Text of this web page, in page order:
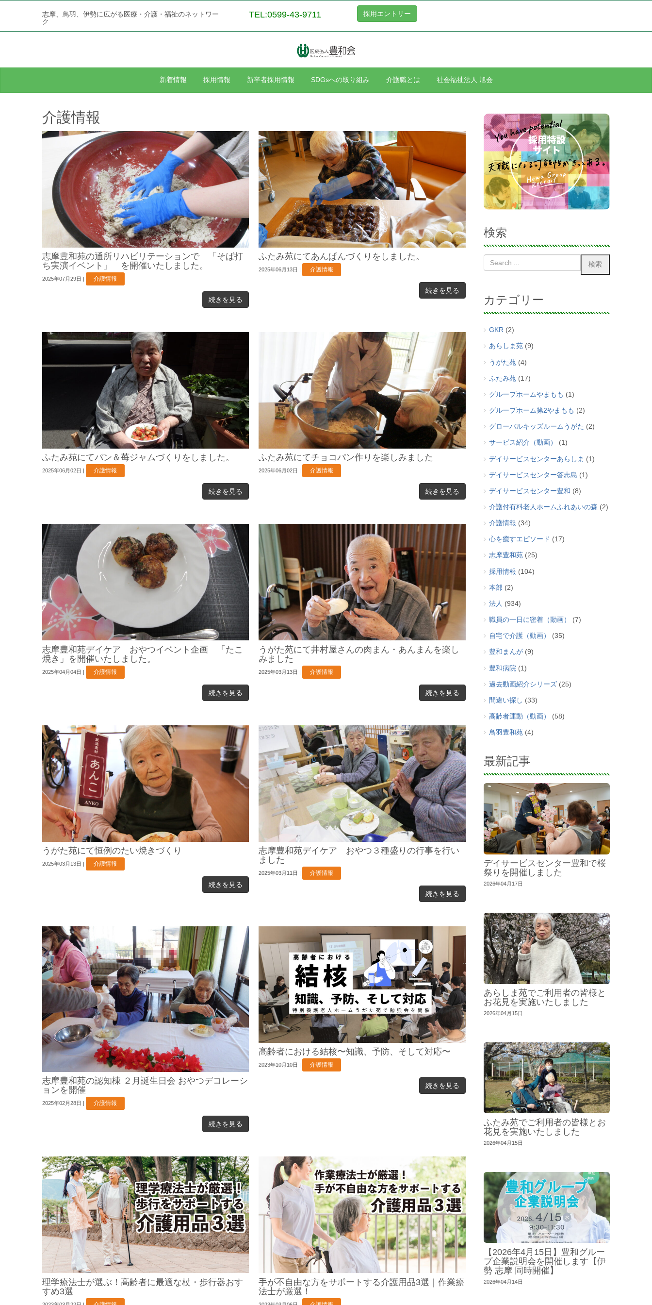
志摩、鳥羽、伊勢に広がる医療・介護・福祉のネットワー
ク
TEL:0599-43-9711 採用エントリー
新着情報 採用情報 新卒者採用情報 SDGsへの取り組み 介護職とは 社会福祉法人 旭会
介護情報
志摩豊和苑の通所リハビリテーションで 「そば打
ち実演イベント」 を開催いたしました。
2025年07月29日 | 介護情報
続きを見る
ふたみ苑にてあんぱんづくりをしました。
2025年06月13日 | 介護情報
続きを見る
ふたみ苑にてパン＆苺ジャムづくりをしました。
2025年06月02日 介護情報
続きを見る
ふたみ苑にてチョコパン作りを楽しみました
2025年06月02日 介護情報
続きを見る
志摩豊和苑デイケア おやつイベント企画 「たこ
焼き」を開催いたしました。
2025年04月04日 | 介護情報
続きを見る
うがた苑にて井村屋さんの肉まん・あんまんを楽し
みました
2025年03月13日 | 介護情報
続きを見る
うがた苑にて恒例のたい焼きづくり
2025年03月13日 | 介護情報
続きを見る
志摩豊和苑デイケア おやつ３種盛りの行事を行い
ました
2025年03月11日 | 介護情報
続きを見る
志摩豊和苑の認知棟 ２月誕生日会 おやつデコレーシ
ョンを開催
2025年02月28日 介護情報
続きを見る
高齢者における結核〜知識、予防、そして対応〜
2023年10月10日 介護情報
続きを見る
理学療法士が選ぶ！高齢者に最適な杖・歩行器おす
すめ3選
手が不自由な方をサポートする介護用品3選｜作業療
法士が厳選！
検索
カテゴリー
GKR(2)
あらしま苑(9)
うがた苑(4)
ふたみ苑(17)
グループホームやまもも (1)
グループホーム第2やまもも (2)
グローバルキッズルームうがた (2)
サービス紹介（動画） (1)
デイサービスセンターあらしま (1)
デイサービスセンター答志島 (1)
デイサービスセンター豊和 (8)
介護付有料老人ホームふれあいの森 (2)
介護情報 (34)
心を癒すエピソード (17)
志摩豊和苑(25)
採用情報 (104)
本部 (2)
法人 (934)
職員の一日に密着（動画） (7)
自宅で介護（動画） (35)
豊和まんが(9)
豊和病院 (1)
過去動画紹介シリーズ(25)
間違い探し (33)
高齢者運動（動画） (58)
鳥羽豊和苑(4)
最新記事
デイサービスセンター豊和で桜
祭りを開催しました
2026年04月17日
あらしま苑でご利用者の皆様と
お花見を実施いたしました
2026年04月15日
ふたみ苑でご利用者の皆様とお
花見を実施いたしました
2026年04月15日
【2026年4月15日】豊和グルー
プ企業説明会を開催します【伊
勢 志摩 同時開催】
2026年04月14日